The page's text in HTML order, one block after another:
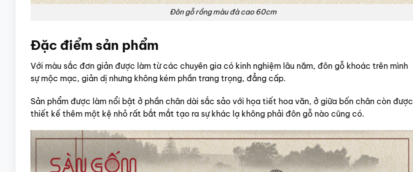
Đôn gỗ rồng màu đà cao 60cm
Đặc điểm sản phẩm
Với màu sắc đơn giản được làm từ các chuyên gia có kinh nghiệm lâu năm, đôn gỗ khoác trên mình
sự mộc mạc, giản dị nhưng không kém phần trang trọng, đẳng cấp.
Sản phẩm được làm nổi bật ở phần chân dài sắc sảo với họa tiết hoa văn, ở giữa bốn chân còn được
thiết kế thêm một kệ nhỏ rất bắt mắt tạo ra sự khác lạ không phải đôn gỗ nào cũng có.